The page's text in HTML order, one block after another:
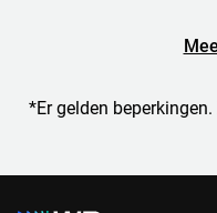
*Er gelden